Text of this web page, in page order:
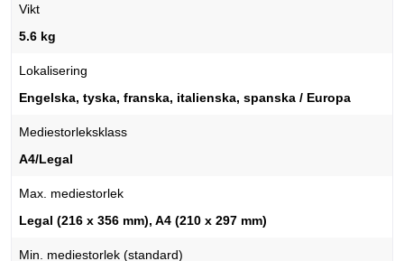
Vikt
5.6 kg
Lokalisering
Engelska, tyska, franska, italienska, spanska / Europa
Mediestorleksklass
A4/Legal
Max. mediestorlek
Legal (216 x 356 mm), A4 (210 x 297 mm)
Min. mediestorlek (standard)